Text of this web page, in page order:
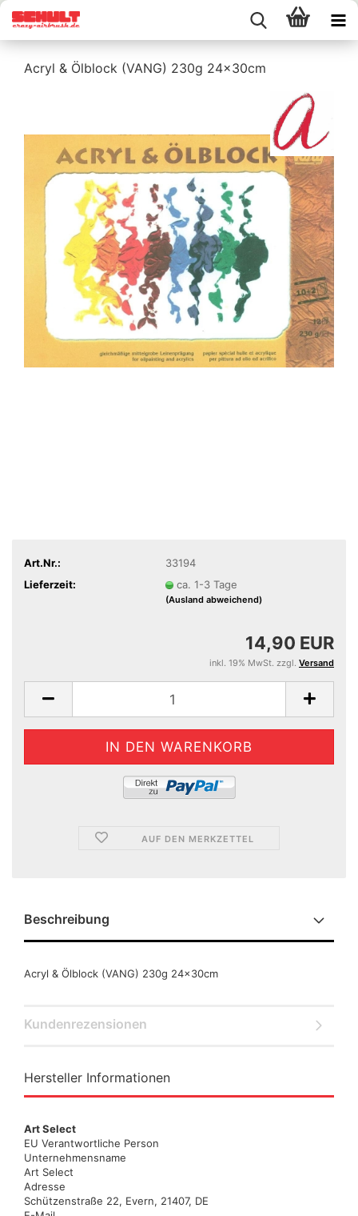
Acryl & Ölblock (VANG) 230g 24x30cm
Art.Nr.:
33194
Lieferzeit:
ca. 1-3 Tage
(Ausland abweichend)
14,90 EUR
inkl. 19% MwSt. zzgl. Versand
AUF DEN MERKZETTEL
Beschreibung
Acryl & Ölblock (VANG) 230g 24x30cm
Kundenrezensionen
Hersteller Informationen
Art Select
EU Verantwortliche Person
Unternehmensname
Art Select
Adresse
Schützenstraße 22, Evern, 21407, DE